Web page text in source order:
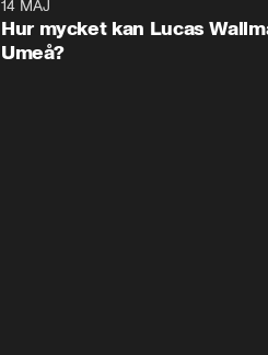
Plus
14 MAJ
Hur mycket kan Lucas
Umeå?